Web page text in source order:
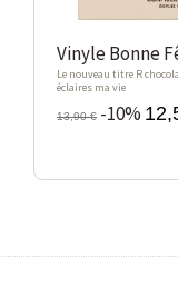
Vinyle Bonne
Le nouveau titre R
éclaires ma vie
13,90 € -10%